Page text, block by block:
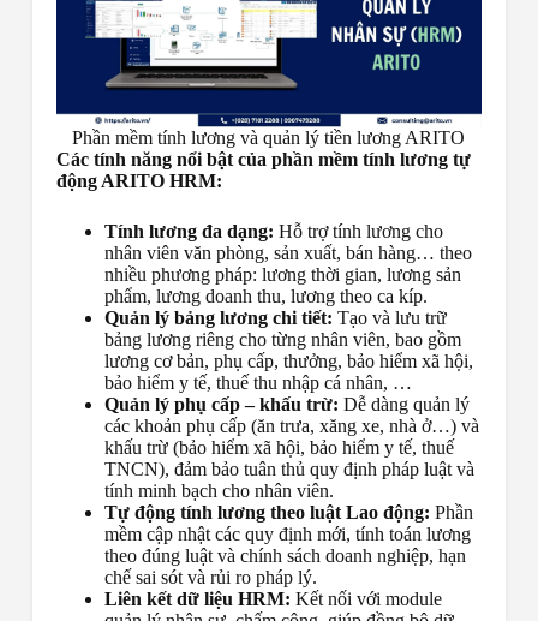
Phần mềm tính lương và quản lý tiền lương ARITO
Các tính năng nổi bật của phần mềm tính lương tự
động ARITO HRM:
Tính lương đa dạng: Hỗ trợ tính lương cho
nhân viên văn phòng, sản xuất, bán hàng… theo
nhiều phương pháp: lương thời gian, lương sản
phẩm, lương doanh thu, lương theo ca kíp.
Quản lý bảng lương chi tiết: Tạo và lưu trữ
bảng lương riêng cho từng nhân viên, bao gồm
lương cơ bản, phụ cấp, thưởng, bảo hiểm xã hội,
bảo hiểm y tế, thuế thu nhập cá nhân, …
Quản lý phụ cấp – khấu trừ: Dễ dàng quản lý
các khoản phụ cấp (ăn trưa, xăng xe, nhà ở…) và
khấu trừ (bảo hiểm xã hội, bảo hiểm y tế, thuế
TNCN), đảm bảo tuân thủ quy định pháp luật và
tính minh bạch cho nhân viên.
Tự động tính lương theo luật Lao động: Phần
mềm cập nhật các quy định mới, tính toán lương
theo đúng luật và chính sách doanh nghiệp, hạn
chế sai sót và rủi ro pháp lý.
Liên kết dữ liệu HRM: Kết nối với module